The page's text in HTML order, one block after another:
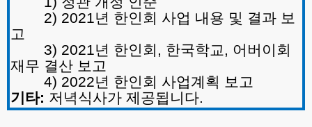
2) 2021년 한인회 사업 내용 및 결과 보
고
3) 2021년 한인회 , 한국학교, 어버이회
재무 결산 보고
4) 2022년 한인회 사업계획 보고
기타: 저녁식사가 제공됩니다.